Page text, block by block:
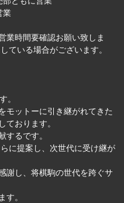
業
業時間要確認お願い致しま
ている場合がございます。
。
ットーに引き継がれてきた
ております。
するです。
に提案し、次世代に受け継が
謝し、将棋駒の世代を跨ぐサ
す。